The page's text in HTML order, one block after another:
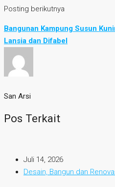
Posting berikutnya
Bangunan Kampung Susun
Lansia dan Difabel
San Arsi
Pos Terkait
Juli 14, 2026
Desain, Bangun dan